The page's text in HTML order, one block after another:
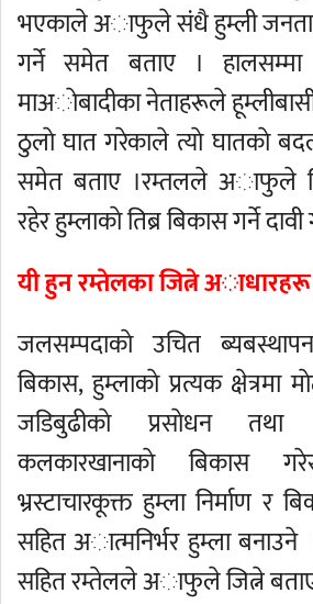
भएकाले अाफुले संधै हुम्ली
गर्ने समेत बताए ।
माअाेबादीका नेताहरूले
ठुलाे घात गरेकाले त्याे घातकाे
समेत बताए ।रम्तलले अाफुले
रहेर हुम्लाकाे तिब्र बिकास गर्ने दावी
यी हुन रम्तेलका जित्ने अाधारहरू
जलसम्पदाकाे उचित ब्यबस्थापन
बिकास, हुम्लाकाे प्रत्यक क्षेत्रमा
जडिबुढीकाे प्रसाेधन तथा
कलकारखानाकाे बिकास
भ्रस्टाचारकूक्त हुम्ला निर्माण र
सहित अात्मनिर्भर हुम्ला
सहित रम्तेलले अाफुले जित्ने